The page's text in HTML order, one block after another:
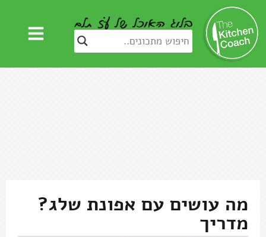
מה עושים עם אפונת שלג?
מדריך